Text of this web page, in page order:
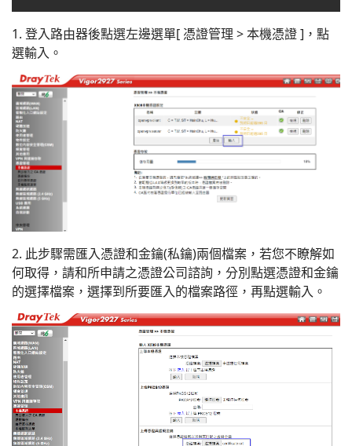
1. 登入路由器後點選左邊選單[ 憑證管理 > 本機憑證 ]，點
選輸入。
2. 此步驟需匯入憑證和金鑰(私鑰)兩個檔案，若您不瞭解如
何取得，請和所申請之憑證公司諮詢，分別點選憑證和金鑰
的選擇檔案，選擇到所要匯入的檔案路徑，再點選輸入。